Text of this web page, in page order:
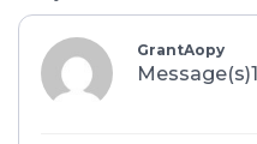
GrantAopy
Message(s)1